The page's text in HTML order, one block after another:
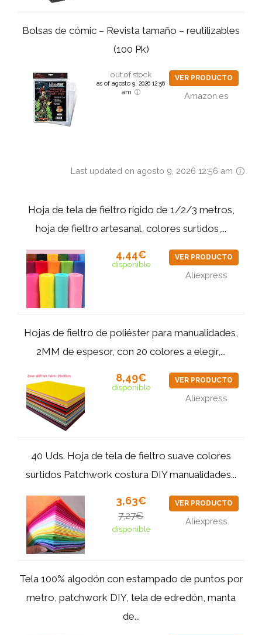
Bolsas de cómic – Revista tamaño – reutilizables
(100 Pk)
out of stock
as of agosto 9, 2026 12:56
am
VER PRODUCTO
Amazon.es
Last updated on agosto 9, 2026 12:56 am
Hoja de tela de fieltro rígido de 1/2/3 metros,
hoja de fieltro artesanal, colores surtidos,...
4,44€
disponible
VER PRODUCTO
Aliexpress
Hojas de fieltro de poliéster para manualidades,
2MM de espesor, con 20 colores a elegir,...
8,49€
disponible
VER PRODUCTO
Aliexpress
40 Uds. Hoja de tela de fieltro suave colores
surtidos Patchwork costura DIY manualidades...
3,63€
7,27€
disponible
VER PRODUCTO
Aliexpress
Tela 100% algodón con estampado de puntos por
metro, patchwork DIY, tela de edredón, manta
de...